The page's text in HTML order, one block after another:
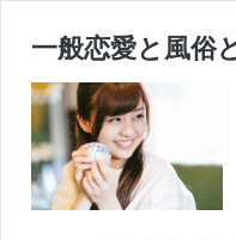
一般恋愛と風俗